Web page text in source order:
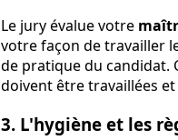
Le jury évalue votre
votre façon de travailler
de pratique du candidat.
doivent être travaillées
3. L'hygiène et les